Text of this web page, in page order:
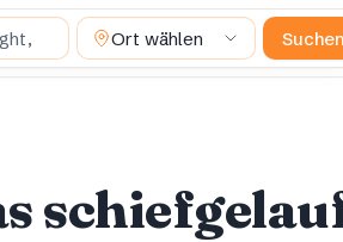
Ort wählen Suchen